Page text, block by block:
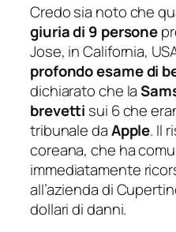
Credo sia noto che
giuria di 9 persone
Jose, in California,
profondo esame di
dichiarato che la
brevetti sui 6 che
tribunale daApple. Il
coreana, che ha
immediatamente
all’azienda di
dollari di danni.